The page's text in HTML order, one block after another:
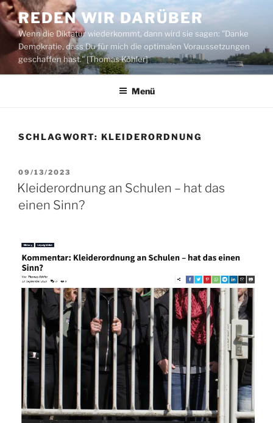
Zum
Inhalt
springen
REDEN WIR DARÜBER
Wenn die Diktatur wiederkommt, dann wird sie sagen: "Danke
Demokratie, dass Du für mich die optimalen Voraussetzungen
geschaffen hast." [Thomas Köhler]
Menü
SCHLAGWORT: KLEIDERORDNUNG
VERÖFFENTLICHT
AM
09/13/2023
Kleiderordnung an Schulen – hat das
einen Sinn?